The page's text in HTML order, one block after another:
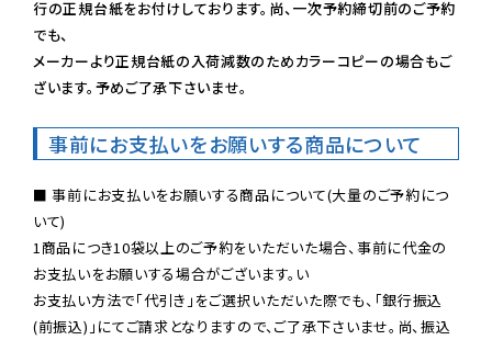
行の正規台紙をお付けしております。尚、一次予約締切前のご予約
でも、
メーカーより正規台紙の入荷減数のためカラーコピーの場合もご
ざいます。予めご了承下さいませ。
事前にお支払いをお願いする商品について
■ 事前にお支払いをお願いする商品について(大量のご予約につ
いて)
1商品につき10袋以上のご予約をいただいた場合、事前に代金の
お支払いをお願いする場合がございます。い
お支払い方法で「代引き」をご選択いただいた際でも、「銀行振込
(前振込)」にてご請求となりますので、ご了承下さいませ。尚、振込